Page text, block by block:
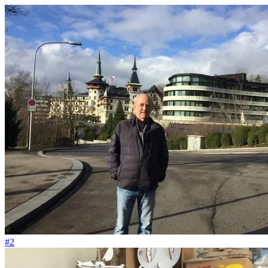
#104
Wie kann ich als Mathematiker am nützlichsten sein?
#2